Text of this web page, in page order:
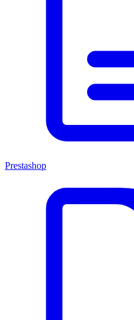
Prestashop